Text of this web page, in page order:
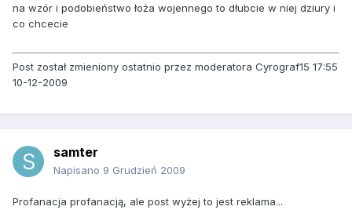
na wzór i podobieństwo łoża wojennego to dłubcie w niej dziury i
co chcecie
Post został zmieniony ostatnio przez moderatora Cyrograf15 17:55
10-12-2009
samter
Napisano 9 Grudzień 2009
Profanacja profanacją, ale post wyżej to jest reklama...